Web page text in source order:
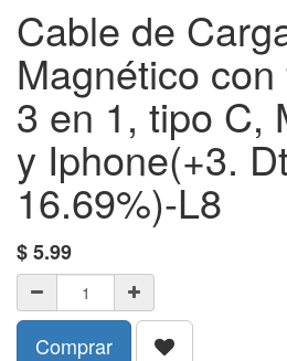
Cable de
Magnético
3 en 1, tipo C,
y Iphone(+3.
16.69%)-L8
$5.99
Comprar